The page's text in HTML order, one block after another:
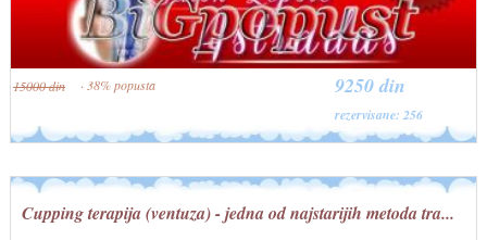
9250 din
rezervisane: 256
15000 din · 38% popusta
Cupping terapija (ventuza) - jedna od najstarijih metoda tra...